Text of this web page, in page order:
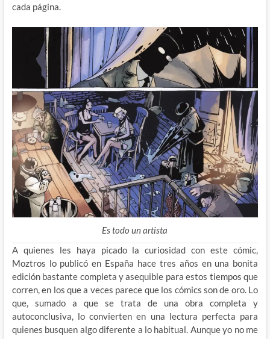
cada página.
Es todo un artista
A quienes les haya picado la curiosidad con este cómic,
Moztros lo publicó en España hace tres años en una bonita
edición bastante completa y asequible para estos tiempos que
corren, en los que a veces parece que los cómics son de oro. Lo
que, sumado a que se trata de una obra completa y
autoconclusiva, lo convierten en una lectura perfecta para
quienes busquen algo diferente a lo habitual. Aunque yo no me